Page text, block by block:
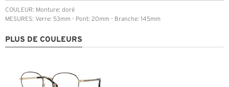
COULEUR: Monture: doré
MESURES: Verre: 53mm - Pont: 20mm - Branche: 145mm
PLUS DE COULEURS